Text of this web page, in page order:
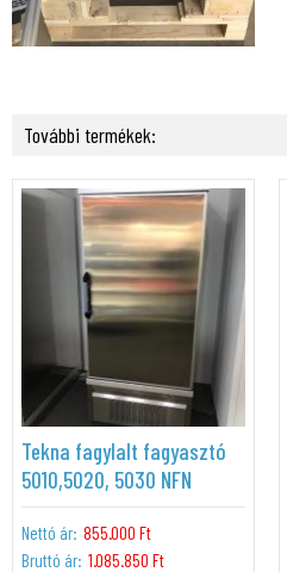
További termékek:
Tekna fagylalt fagyasztó
5010,5020, 5030 NFN
Nettó ár: 855.000 Ft
Bruttó ár: 1.085.850 Ft